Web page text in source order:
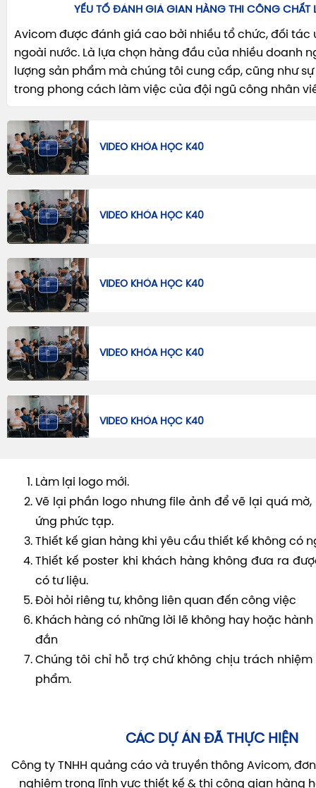
YẾU TỐ ĐÁNH GIÁ GIAN HÀNG THI CÔNG CHẤT
Avicom được đánh giá cao bởi nhiều tổ chức, đối tác
ngoài nước. Là lựa chọn hàng đầu của nhiều doanh
lượng sản phẩm mà chúng tôi cung cấp, cũng như
trong phong cách làm việc của đội ngũ công nhân
VIDEO KHÓA HỌC K40
VIDEO KHÓA HỌC K40
VIDEO KHÓA HỌC K40
VIDEO KHÓA HỌC K40
VIDEO KHÓA HỌC K40
Làm lại logo mới.
Vẽ lại phần logo nhưng file ảnh để vẽ lại quá
ứng phức tạp.
Thiết kế gian hàng khi yêu cầu thiết kế không có
Thiết kế poster khi khách hàng không đưa ra
có tư liệu.
Đòi hỏi riêng tư, không liên quan đến công việc
Khách hàng có những lời lẽ không hay hoặc
đắn
Chúng tôi chỉ hỗ trợ chứ không chịu trách
phẩm.
CÁC DỰ ÁN ĐÃ THỰC HIỆN
Công ty TNHH quảng cáo và truyền thông Avicom,
nghiệm trong lĩnh vực thiết kế & thi công gian hàng